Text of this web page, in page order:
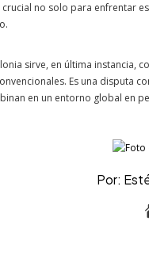
no solo para enfrentar
sirve, en última instancia,
Es una disputa
en un entorno global en
Por: